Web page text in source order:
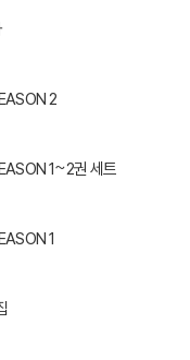
2
1~2권 세트
1